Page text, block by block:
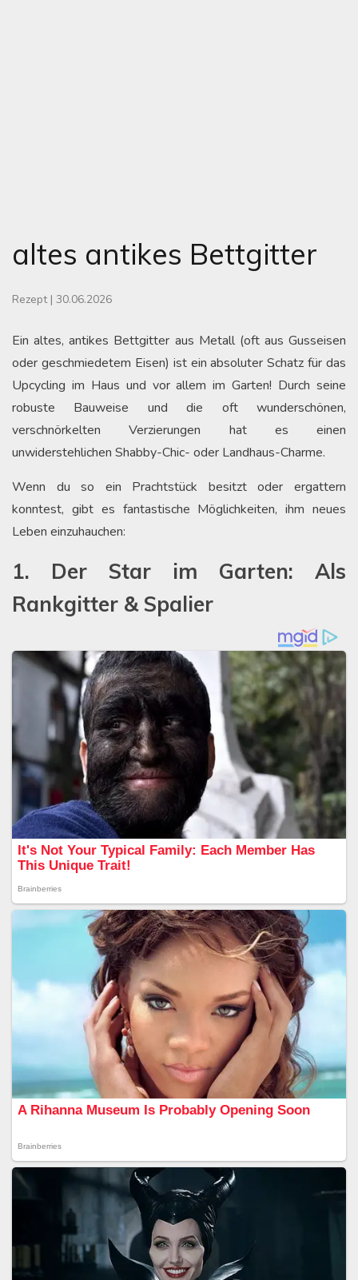
altes antikes Bettgitter
Rezept | 30.06.2026
Ein altes, antikes Bettgitter aus Metall (oft aus Gusseisen
oder geschmiedetem Eisen) ist ein absoluter Schatz für das
Upcycling im Haus und vor allem im Garten! Durch seine
robuste Bauweise und die oft wunderschönen,
verschnörkelten Verzierungen hat es einen
unwiderstehlichen Shabby-Chic- oder Landhaus-Charme.
Wenn du so ein Prachtstück besitzt oder ergattern
konntest, gibt es fantastische Möglichkeiten, ihm neues
Leben einzuhauchen:
1. Der Star im Garten: Als
Rankgitter & Spalier